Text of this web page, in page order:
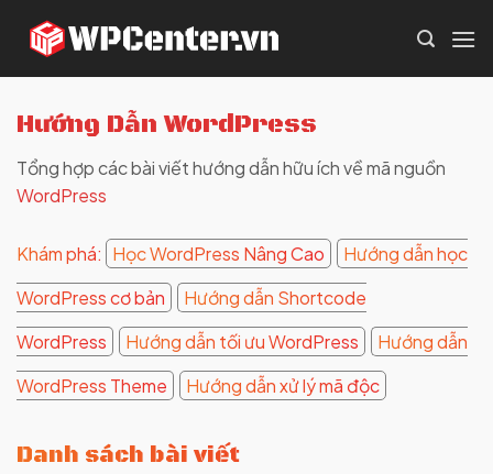
Hướng Dẫn WordPress
Tổng hợp các bài viết hướng dẫn hữu ích về mã nguồn
WordPress
Khám phá: Học WordPress Nâng Cao
Hướng dẫn học
WordPress cơ bản
Hướng dẫn Shortcode
WordPress
Hướng dẫn tối ưu WordPress
Hướng dẫn
WordPress Theme
Hướng dẫn xử lý mã độc
Danh sách bài viết